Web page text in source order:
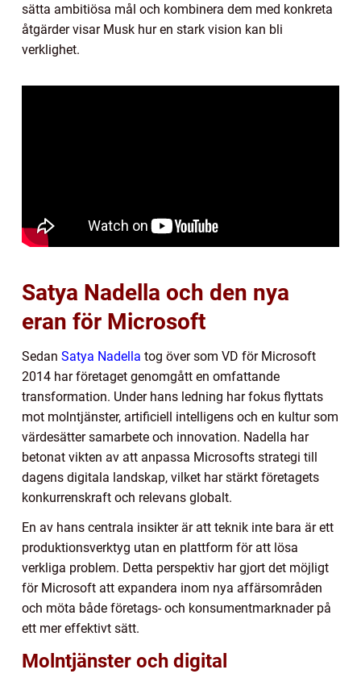
sätta ambitiösa mål och kombinera dem med konkreta
åtgärder visar Musk hur en stark vision kan bli
verklighet.
Satya Nadella och den nya
eran för Microsoft
Sedan Satya Nadella tog över som VD för Microsoft
2014 har företaget genomgått en omfattande
transformation. Under hans ledning har fokus flyttats
mot molntjänster, artificiell intelligens och en kultur som
värdesätter samarbete och innovation. Nadella har
betonat vikten av att anpassa Microsofts strategi till
dagens digitala landskap, vilket har stärkt företagets
konkurrenskraft och relevans globalt.
En av hans centrala insikter är att teknik inte bara är ett
produktionsverktyg utan en plattform för att lösa
verkliga problem. Detta perspektiv har gjort det möjligt
för Microsoft att expandera inom nya affärsområden
och möta både företags- och konsumentmarknader på
ett mer effektivt sätt.
Molntjänster och digital